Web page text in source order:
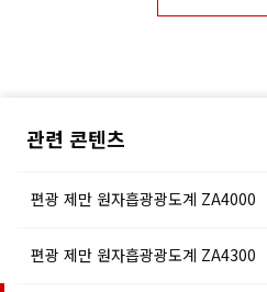
관련 콘텐츠
편광 제만 원자흡광광도계 ZA4000
편광 제만 원자흡광광도계 ZA4300